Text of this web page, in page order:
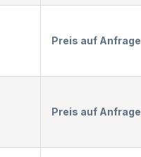
Preis auf Anfrage
Preis auf Anfrage